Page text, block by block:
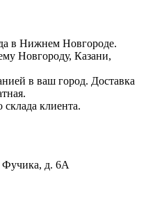
в Нижнем Новгороде.
Новгороду, Казани,
в ваш город. Доставка
клиента.
д. 6А